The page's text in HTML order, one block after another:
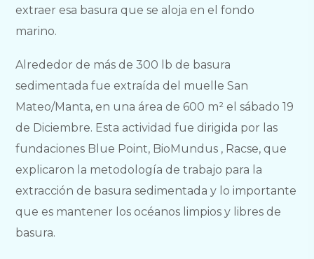
extraer esa basura que se aloja en el fondo
marino.
Alrededor de más de 300 lb de basura
sedimentada fue extraída del muelle San
Mateo/Manta, en una área de 600 m² el sábado 19
de Diciembre. Esta actividad fue dirigida por las
fundaciones Blue Point, BioMundus , Racse, que
explicaron la metodología de trabajo para la
extracción de basura sedimentada y lo importante
que es mantener los océanos limpios y libres de
basura.